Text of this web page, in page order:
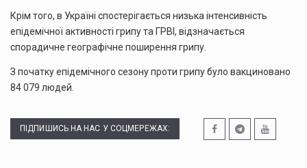
Крім того, в Україні спостерігається низька інтенсивність
епідемічної активності грипу та ГРВІ, відзначається
спорадичне географічне поширення грипу.
З початку епідемічного сезону проти грипу було вакциновано
84 079 людей.
ПІДПИШИСЬ НА НАС У СОЦМЕРЕЖАХ: